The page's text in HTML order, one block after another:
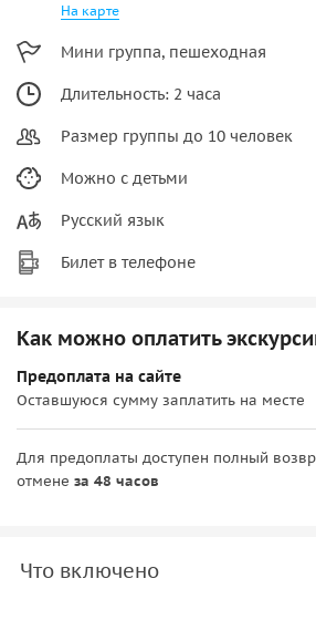
На карте
Мини группа, пешеходная
Длительность: 2 часа
Размер группы до 10 человек
Можно с детьми
Русский язык
Билет в телефоне
Как можно оплатить
Предоплата на сайте
Оставшуюся сумму заплатить на месте
Для предоплаты доступен полный
отмене за 48 часов
Что включено